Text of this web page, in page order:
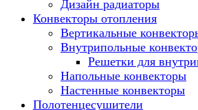
Дизайн радиаторы
Конвекторы отопления
Вертикальные
Внутрипольные
Решетки для
Напольные конвекторы
Настенные конвекторы
Полотенцесушители